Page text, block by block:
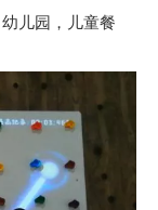
儿园，儿童餐